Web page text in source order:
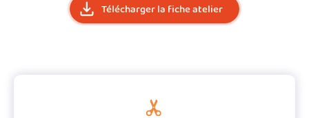
Télécharger la fiche atelier